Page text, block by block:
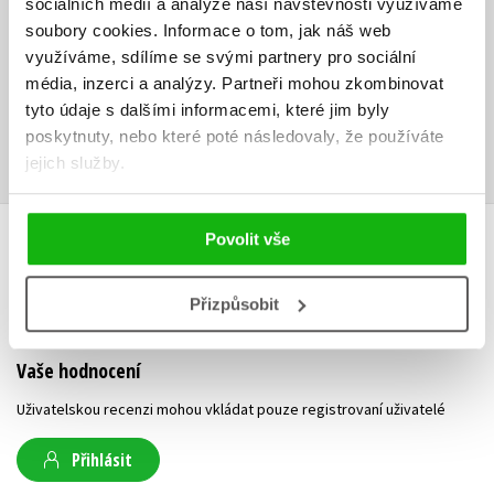
soubory cookies. Informace o tom, jak náš web
využíváme, sdílíme se svými partnery pro sociální
média, inzerci a analýzy. Partneři mohou zkombinovat
tyto údaje s dalšími informacemi, které jim byly
poskytnuty, nebo které poté následovaly, že používáte
jejich služby.
Povolit vše
Přizpůsobit
Ke stažení
Obsah.pdf K2104 kódy.zip
K2104 errata.pdf PDF Ukázka.pdf
HODNOCENÍ ČTENÁŘŮ
V současné době nejsou vytvořena žádná uživatelská hodnocení.
Vaše hodnocení
Uživatelskou recenzi mohou vkládat pouze registrovaní uživatelé
Přihlásit